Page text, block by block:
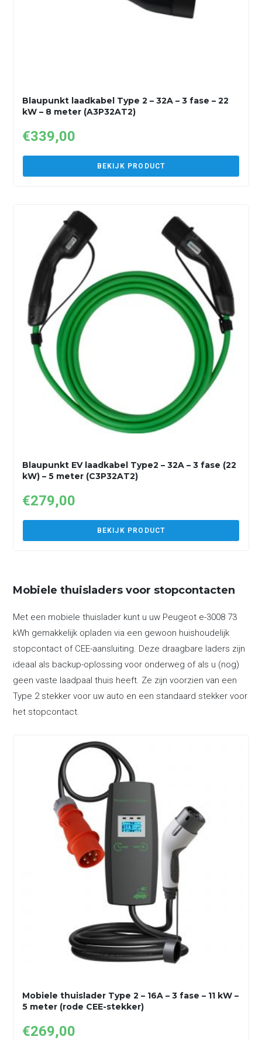
Blaupunkt laadkabel Type 2 – 32A – 3 fase – 22
kW – 8 meter (A3P32AT2)
€339,00
BEKIJK PRODUCT
Blaupunkt EV laadkabel Type2 – 32A – 3 fase (22
kW) – 5 meter (C3P32AT2)
€279,00
BEKIJK PRODUCT
Mobiele thuisladers voor stopcontacten
Met een mobiele thuislader kunt u uw Peugeot e-3008 73
kWh gemakkelijk opladen via een gewoon huishoudelijk
stopcontact of CEE-aansluiting. Deze draagbare laders zijn
ideaal als backup-oplossing voor onderweg of als u (nog)
geen vaste laadpaal thuis heeft. Ze zijn voorzien van een
Type 2 stekker voor uw auto en een standaard stekker voor
het stopcontact.
Mobiele thuislader Type 2 – 16A – 3 fase – 11 kW –
5 meter (rode CEE-stekker)
€269,00